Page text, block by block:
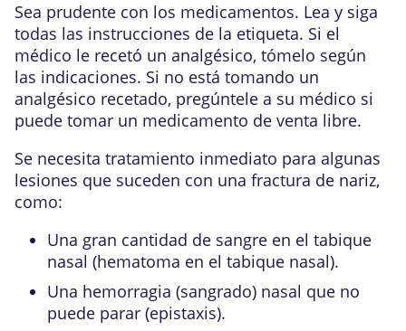
Sea prudente con los medicamentos. Lea y siga
todas las instrucciones de la etiqueta. Si el
médico le recetó un analgésico, tómelo según
las indicaciones. Si no está tomando un
analgésico recetado, pregúntele a su médico si
puede tomar un medicamento de venta libre.
Se necesita tratamiento inmediato para algunas
lesiones que suceden con una fractura de nariz,
como:
Una gran cantidad de sangre en el tabique
nasal (hematoma en el tabique nasal).
Una hemorragia (sangrado) nasal que no
puede parar (epistaxis).